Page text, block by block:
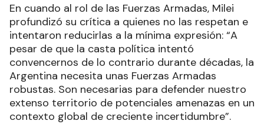
En cuando al rol de las Fuerzas Armadas, Milei
profundizó su crítica a quienes no las respetan e
intentaron reducirlas a la mínima expresión: “A
pesar de que la casta política intentó
convencernos de lo contrario durante décadas, la
Argentina necesita unas Fuerzas Armadas
robustas. Son necesarias para defender nuestro
extenso territorio de potenciales amenazas en un
contexto global de creciente incertidumbre”.